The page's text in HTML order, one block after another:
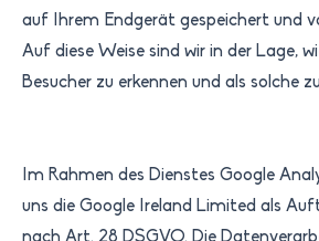
auf Ihrem Endgerät gespeichert und
Auf diese Weise sind wir in der Lage,
Besucher zu erkennen und als solche
Im Rahmen des Dienstes Google
uns die Google Ireland Limited als